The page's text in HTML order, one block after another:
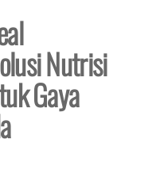
Nutrisi
Gaya